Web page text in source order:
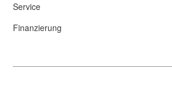
Service
Finanzierung